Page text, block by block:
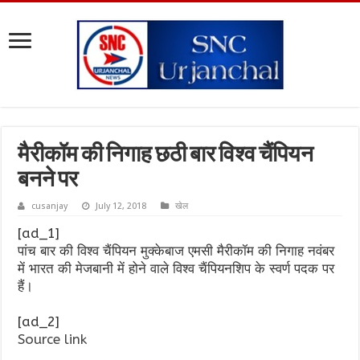
मैरीकॉम की निगाह छठी बार विश्व चैंपियन
बनने पर
cusanjay July 12, 2018 खेल
[ad_1]
पांच बार की विश्व चैंपियन मुक्केबाज एमसी मैरीकॉम की निगाह नवंबर
में भारत की मेजबानी में होने वाले विश्व चैंपियनशिप के स्वर्ण पदक पर
हैं।
[ad_2]
Source link